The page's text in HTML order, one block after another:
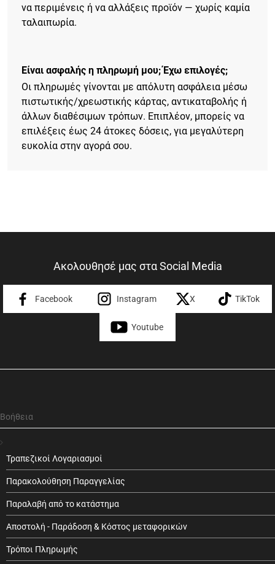
να περιμένεις ή να αλλάξεις προϊόν — χωρίς καμία
ταλαιπωρία.
Είναι ασφαλής η πληρωμή μου; Έχω επιλογές;
Οι πληρωμές γίνονται με απόλυτη ασφάλεια μέσω
πιστωτικής/χρεωστικής κάρτας, αντικαταβολής ή
άλλων διαθέσιμων τρόπων. Επιπλέον, μπορείς να
επιλέξεις έως 24 άτοκες δόσεις, για μεγαλύτερη
ευκολία στην αγορά σου.
Ακολουθησέ μας στα Social Media
Facebook Instagram X TikTok
Youtube
Βοήθεια
Τραπεζικοί Λογαριασμοί
Παρακολούθηση Παραγγελίας
Παραλαβή από το κατάστημα
Αποστολή - Παράδοση & Κόστος μεταφορικών
Τρόποι Πληρωμής